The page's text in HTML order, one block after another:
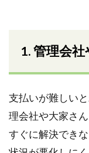
1. 管理会
支払いが難しい
理会社や大家さ
すぐに解決でき